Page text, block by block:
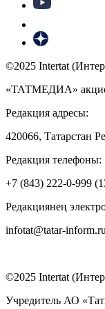
©2025 Intertat
«ТАТМЕДИА»
Редакция адресы:
420066, Татарстан
Редакция телефоны:
+7 (843) 222-0-999
Редакциянең
infotat@tatar-inform.ru
©2025 Intertat
Учредитель АО